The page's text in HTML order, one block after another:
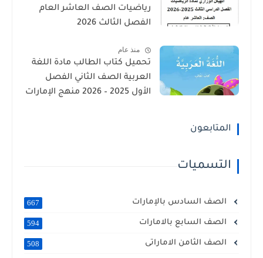
رياضيات الصف العاشر العام
الفصل الثالث 2026
منذ عام
تحميل كتاب الطالب مادة اللغة
العربية الصف الثاني الفصل
الأول 2025 – 2026 منهج الإمارات
المتابعون
التسميات
الصف السادس بالإمارات 667
الصف السابع بالامارات 594
الصف الثامن الاماراتى 508